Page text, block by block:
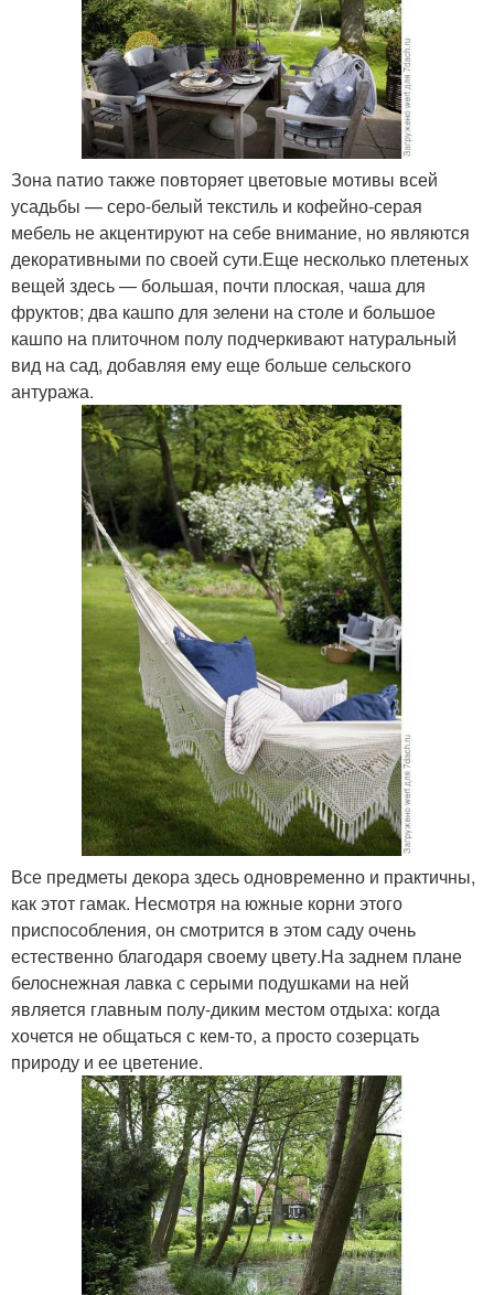
Зона патио также повторяет цветовые мотивы всей
усадьбы — серо-белый текстиль и кофейно-серая
мебель не акцентируют на себе внимание, но являются
декоративными по своей сути.Еще несколько плетеных
вещей здесь — большая, почти плоская, чаша для
фруктов; два кашпо для зелени на столе и большое
кашпо на плиточном полу подчеркивают натуральный
вид на сад, добавляя ему еще больше сельского
антуража.
Все предметы декора здесь одновременно и практичны,
как этот гамак. Несмотря на южные корни этого
приспособления, он смотрится в этом саду очень
естественно благодаря своему цвету.На заднем плане
белоснежная лавка с серыми подушками на ней
является главным полу-диким местом отдыха: когда
хочется не общаться с кем-то, а просто созерцать
природу и ее цветение.